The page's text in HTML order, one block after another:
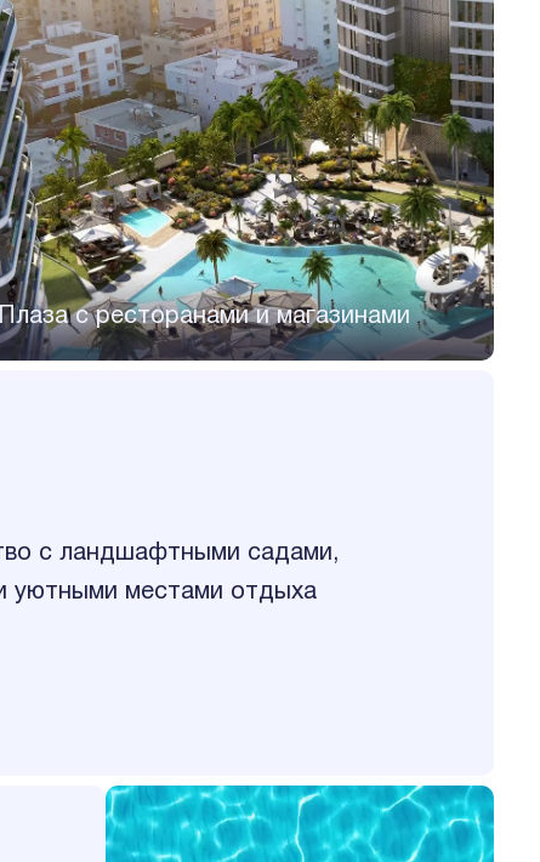
Плаза с ресторанами и магазинами
с ландшафтными садами,
уютными местами отдыха